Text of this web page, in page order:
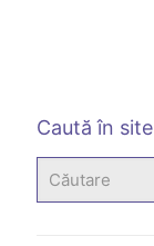
Caută în site